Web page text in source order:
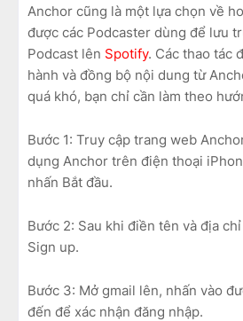
Anchor cũng là một lựa chọn về
được các Podcaster dùng để lưu
Podcast lên Spotify. Các thao tác
hành và đồng bộ nội dung từ
quá khó, bạn chỉ cần làm theo
Bước 1: Truy cập trang web
dụng Anchor trên điện thoại
nhấn Bắt đầu.
Bước 2: Sau khi điền tên và địa
Sign up.
Bước 3: Mở gmail lên, nhấn vào
đến để xác nhận đăng nhập.